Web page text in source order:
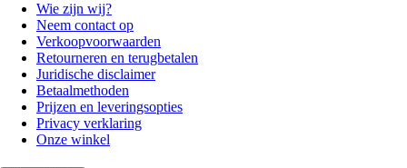
Wie zijn wij?
Neem contact op
Verkoopvoorwaarden
Retourneren en terugbetalen
Juridische disclaimer
Betaalmethoden
Prijzen en leveringsopties
Privacy verklaring
Onze winkel